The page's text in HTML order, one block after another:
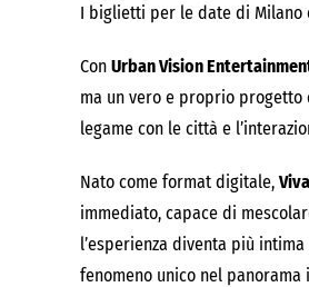
I biglietti per le date di Milano
Con Urban Vision
ma un vero e proprio
legame con le città e
Nato come format digitale,
immediato, capace di
l’esperienza diventa più
fenomeno unico nel panorama